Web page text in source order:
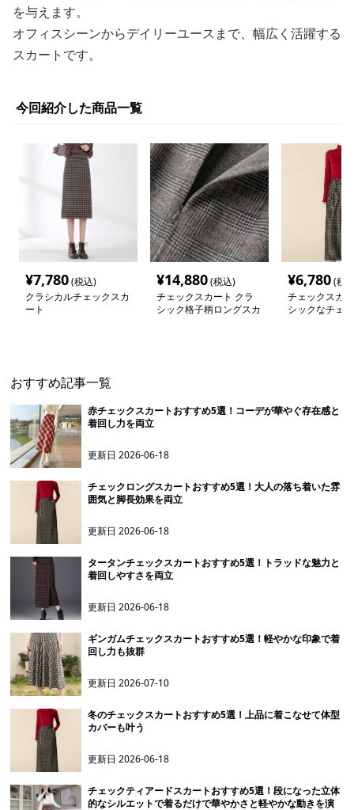
を与えます。
オフィスシーンからデイリーユースまで、幅広く活躍する
スカートです。
今回紹介した商品一覧
¥7,780(税込)
クラシカルチェックスカ
ート
¥14,880(税込)
チェックスカート クラ
シック格子柄ロングスカ
¥6,780(税
チェックスカ
シックなチェ
おすすめ記事一覧
赤チェックスカートおすすめ5選！コーデが華やぐ存在感と
着回し力を両立
更新日2026-06-18
チェックロングスカートおすすめ5選！大人の落ち着いた雰
囲気と脚長効果を両立
更新日2026-06-18
タータンチェックスカートおすすめ5選！トラッドな魅力と
着回しやすさを両立
更新日2026-06-18
ギンガムチェックスカートおすすめ5選！軽やかな印象で着
回し力も抜群
更新日2026-07-10
冬のチェックスカートおすすめ5選！上品に着こなせて体型
カバーも叶う
更新日2026-06-18
チェックティアードスカートおすすめ5選！段になった立体
的なシルエットで着るだけで華やかさと軽やかな動きを演